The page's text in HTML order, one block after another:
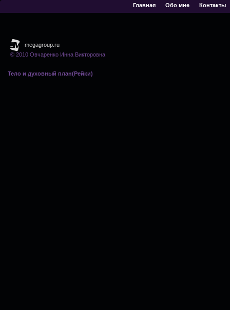
Главная Обо мне Контакты
© 2010 Овчаренко Инна Викторовна
Тело и духовный план(Рейки)